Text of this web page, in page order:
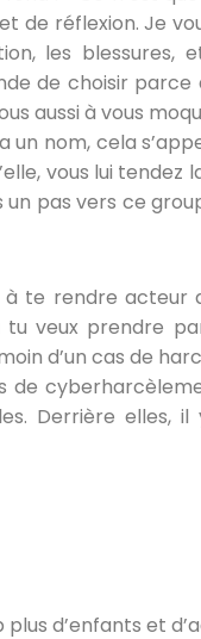
de réflexion. Je
les blessures,
de choisir
aussi à vous
nom, cela
vous lui tendez
pas vers ce
te rendre
tu veux prendre
d’un cas de
de
Derrière elles,
d’enfants et